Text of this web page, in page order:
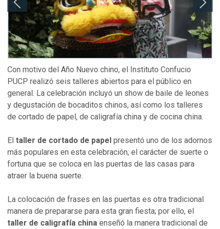
Con motivo del Año Nuevo chino, el Instituto Confucio
PUCP realizó seis talleres abiertos para el público en
general. La celebración incluyó un show de baile de leones
y degustación de bocaditos chinos, así como los talleres
de cortado de papel, de caligrafía china y de cocina china.
El taller de cortado de papel presentó uno de los adornos
más populares en esta celebración, el carácter de suerte o
fortuna que se coloca en las puertas de las casas para
atraer la buena suerte.
La colocación de frases en las puertas es otra tradicional
manera de prepararse para esta gran fiesta; por ello, el
taller de caligrafía china enseñó la manera tradicional de